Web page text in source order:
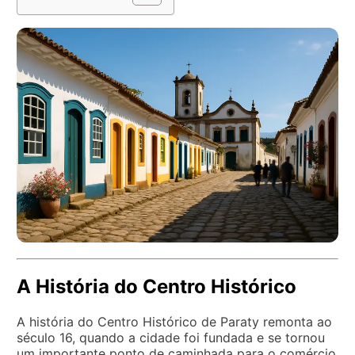
A História do Centro Histórico
A história do Centro Histórico de Paraty remonta ao
século 16, quando a cidade foi fundada e se tornou